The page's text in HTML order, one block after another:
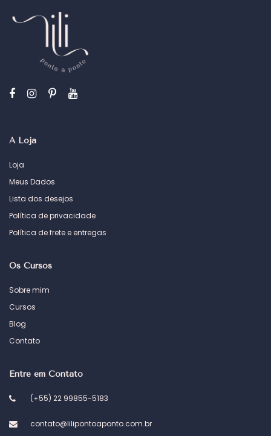
A Loja
Loja
Meus Dados
Lista dos desejos
Política de privacidade
Política de frete e entregas
Os Cursos
Sobre mim
Cursos
Blog
Contato
Entre em Contato
(+55) 22 99855-5183
contato@lilipontoaponto.com.br